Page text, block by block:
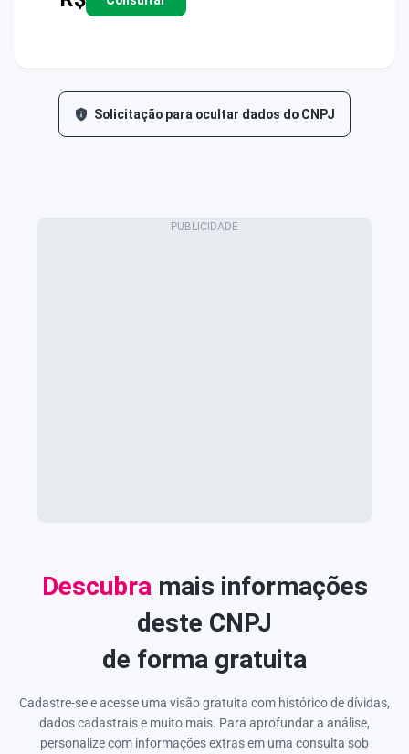
Solicitação para ocultar dados do CNPJ
Descubramais informações
deste CNPJ
de forma gratuita
Cadastre-se e acesse uma visão gratuita com histórico de dívidas,
dados cadastrais e muito mais. Para aprofundar a análise,
personalize com informações extras em uma consulta sob